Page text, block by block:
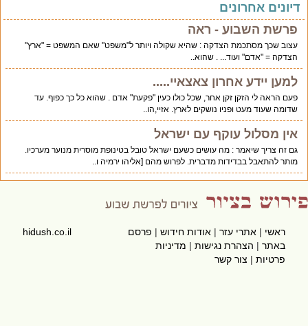
אחרונים
פרשת השבוע - ראה
עצוב שכך מסתכמת הצדקה : שהיא שקולה ויותר ל"משפט" שאם המשפט = "ארץ"
הצדקה = "אדם" ועוד... . שהוא..
למען יידע אחרון צאצאיי.....
פעם הראה לי הזקן זקן אחר, שכל כולו כעין "פקעת" אדם . שהוא כל כך כפוף. עד
שדומה שעוד מעט ופניו נושקים לארץ. אזיי,הו..
אין מסלול עוקף עם ישראל
גם זה צריך שיאמר : מה עושים כשעם ישראל טובל בטינופת מוסרית מנוער מערכיו.
מותר להתאבל בבדידות מדברית. לפרוש מהם [אליהו ירמיה ו..
ראשי|אתרי עזר|אודות חידוש|פרסם
באתר|הצהרת נגישות|מדיניות
פרטיות|צור קשר
hidush.co.il